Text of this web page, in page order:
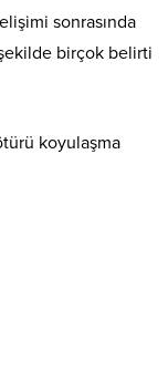
sonrasında
birçok belirti
koyulaşma